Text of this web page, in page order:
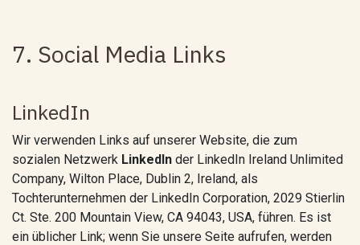
7. Social Media Links
LinkedIn
Wir verwenden Links auf unserer Website, die zum
sozialen Netzwerk LinkedIn der LinkedIn Ireland Unlimited
Company, Wilton Place, Dublin 2, Ireland, als
Tochterunternehmen der LinkedIn Corporation, 2029 Stierlin
Ct. Ste. 200 Mountain View, CA 94043, USA, führen. Es ist
ein üblicher Link; wenn Sie unsere Seite aufrufen, werden